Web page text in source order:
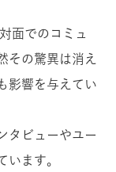
面でのコミュ
その驚異は消え
影響を与えてい
タビューやユー
います。